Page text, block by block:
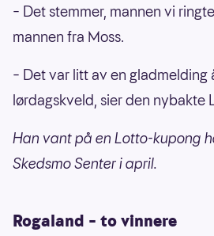
– Det stemmer, mannen vi
mannen fra Moss.
– Det var litt av en gladmelding
lørdagskveld, sier den
Han vant på en Lotto-kupong
Skedsmo Senter i april.
Rogaland – to vinnere